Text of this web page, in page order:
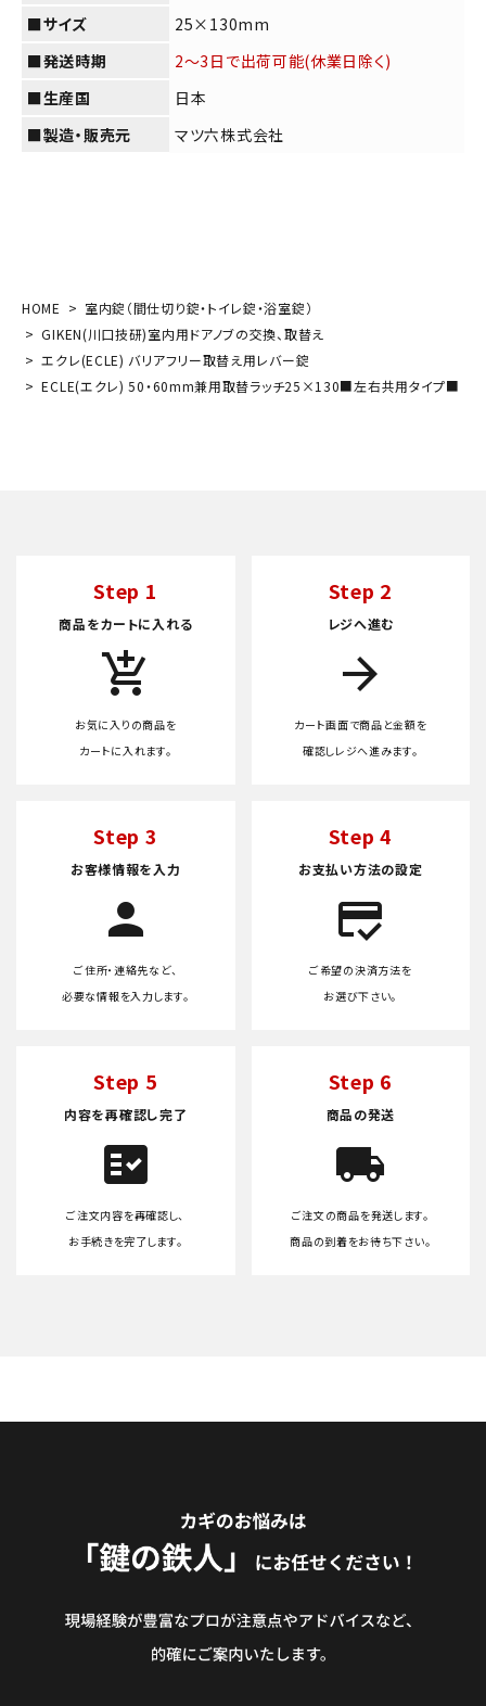
■サイズ
25×130mm
■発送時期
2～3日で出荷可能(休業日除く)
■生産国
日本
■製造・販売元
マツ六株式会社
HOME
室内錠（間仕切り錠・トイレ錠・浴室錠）
GIKEN(川口技研)室内用ドアノブの交換、取替え
エクレ(ECLE) バリアフリー取替え用レバー錠
ECLE(エクレ) 50・60mm兼用取替ラッチ25×130■左右共用タイプ■
Step 1
商品をカートに入れる
add_shopping_cart
お気に入りの商品を
カートに入れます。
Step 2
レジへ進む
arrow_forward
カート画面で商品と金額を
確認しレジへ進みます。
Step 3
お客様情報を入力
person
ご住所・連絡先など、
必要な情報を入力します。
Step 4
お支払い方法の設定
credit_score
ご希望の決済方法を
お選び下さい。
Step 5
内容を再確認し完了
fact_check
ご注文内容を再確認し、
お手続きを完了します。
Step 6
商品の発送
local_shipping
ご注文の商品を発送します。
商品の到着をお待ち下さい。